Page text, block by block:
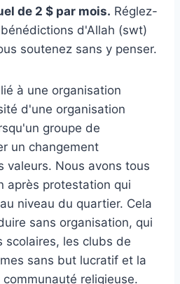
de 2 $ par mois. Réglez-
d'Allah (swt)
soutenez sans y penser.
à une organisation
d'une organisation
groupe de
un changement
valeurs. Nous avons tous
après protestation qui
niveau du quartier. Cela
sans organisation, qui
scolaires, les clubs de
sans but lucratif et la
religieuse.